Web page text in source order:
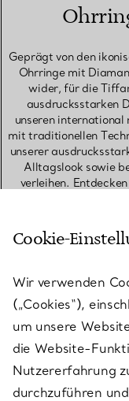
Geprägt von den
Ohrringe mit
wider, für die
ausdrucksstarken
unseren
mit traditionellen
unserer
Alltagslook sowie
verleihen.
Statement
Ohrringe in
inspirierten Designs
floralen
Herzohrringen
erhältlich als
zudem unsere
Pavé-Creolen über
Diamant-
Cookie-
Wir verwenden
(„Cookies“),
um unsere
die Website-
Nutzererfahrung
durchzuführen